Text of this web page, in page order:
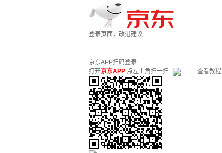
登录页面，改进建议
京东APP扫码登录
打开京东APP 点左上角扫一扫 查看教程